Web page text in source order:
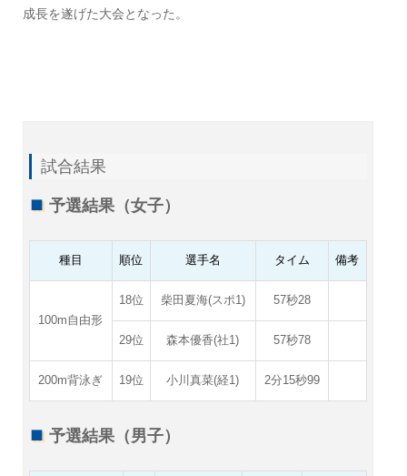
成長を遂げた大会となった。
試合結果
予選結果（女子）
種目 順位 選手名 タイム 備考
100m自由形
18位 柴田夏海(スポ1) 57秒28
29位 森本優香(社1) 57秒78
200m背泳ぎ 19位 小川真菜(経1) 2分15秒99
予選結果（男子）